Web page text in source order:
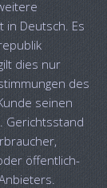
in Deutsch. Es
dies nur
des
seinen
Gerichtsstand
öffentlich-